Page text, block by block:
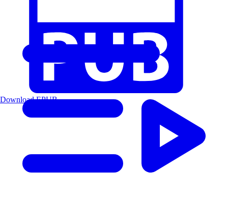
Download EPUB